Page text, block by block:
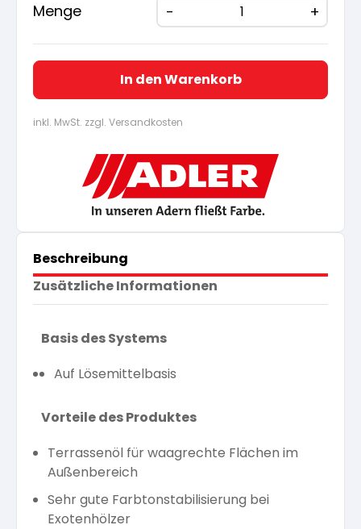
Menge
In den Warenkorb
inkl. MwSt. zzgl. Versandkosten
Beschreibung
Zusätzliche Informationen
Basis des Systems
Auf Lösemittelbasis
Vorteile des Produktes
Terrassenöl für waagrechte Flächen im
Außenbereich
Sehr gute Farbtonstabilisierung bei
Exotenhölzer